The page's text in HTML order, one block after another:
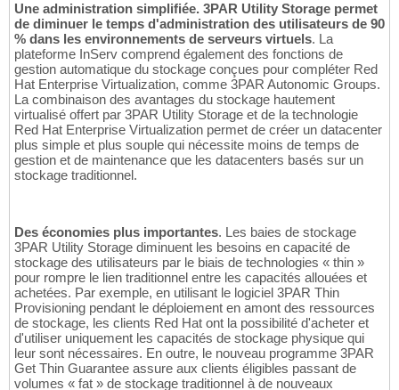
Une administration simplifiée. 3PAR Utility Storage permet
de diminuer le temps d'administration des utilisateurs de 90
% dans les environnements de serveurs virtuels. La
plateforme InServ comprend également des fonctions de
gestion automatique du stockage conçues pour compléter Red
Hat Enterprise Virtualization, comme 3PAR Autonomic Groups.
La combinaison des avantages du stockage hautement
virtualisé offert par 3PAR Utility Storage et de la technologie
Red Hat Enterprise Virtualization permet de créer un datacenter
plus simple et plus souple qui nécessite moins de temps de
gestion et de maintenance que les datacenters basés sur un
stockage traditionnel.
Des économies plus importantes. Les baies de stockage
3PAR Utility Storage diminuent les besoins en capacité de
stockage des utilisateurs par le biais de technologies « thin »
pour rompre le lien traditionnel entre les capacités allouées et
achetées. Par exemple, en utilisant le logiciel 3PAR Thin
Provisioning pendant le déploiement en amont des ressources
de stockage, les clients Red Hat ont la possibilité d'acheter et
d'utiliser uniquement les capacités de stockage physique qui
leur sont nécessaires. En outre, le nouveau programme 3PAR
Get Thin Guarantee assure aux clients éligibles passant de
volumes « fat » de stockage traditionnel à de nouveaux